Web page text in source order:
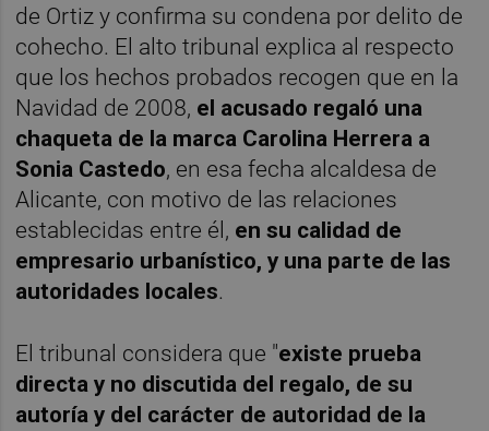
de Ortiz y confirma su condena por delito de
cohecho. El alto tribunal explica al respecto
que los hechos probados recogen que en la
Navidad de 2008, el acusado regaló una
chaqueta de la marca Carolina Herrera a
Sonia Castedo, en esa fecha alcaldesa de
Alicante, con motivo de las relaciones
establecidas entre él, en su calidad de
empresario urbanístico, y una parte de las
autoridades locales.
El tribunal considera que "existe prueba
directa y no discutida del regalo, de su
autoría y del carácter de autoridad de la